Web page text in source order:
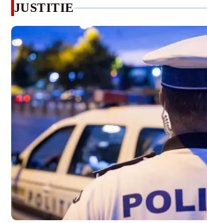
JUSTITIE